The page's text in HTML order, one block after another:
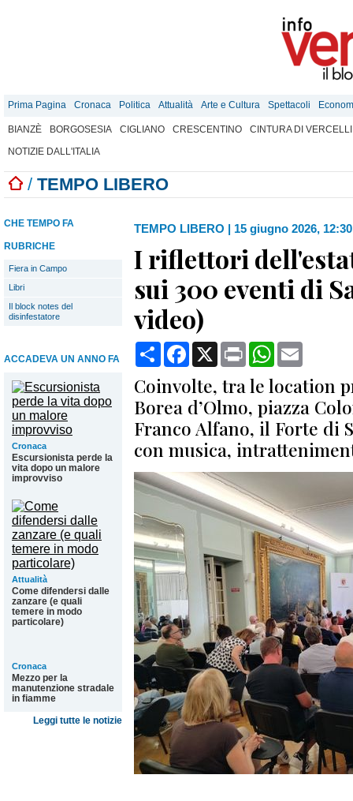
Prima Pagina Cronaca Politica Attualità Arte e Cultura Spettacoli
BIANZÈ BORGOSESIA CIGLIANO CRESCENTINO
CINTURA DI VERCELLI
NOTIZIE DALL'ITALIA
/ TEMPO LIBERO
CHE TEMPO FA
RUBRICHE
Fiera in Campo
Libri
Il block notes del
disinfestatore
ACCADEVA UN ANNO FA
Cronaca
Escursionista perde la
vita dopo un malore
improvviso
Attualità
Come difendersi dalle
zanzare (e quali
temere in modo
particolare)
Cronaca
Mezzo per la
manutenzione stradale
in fiamme
Leggi tutte le notizie
TEMPO LIBERO | 15 giugno 2026, 12:30
I riflettori
sui 300 eventi di
video)
CondividiFacebook
X Print WhatsApp
Coinvolte, tra le location
Borea d’Olmo, piazza
Franco Alfano, il Forte di
con musica,